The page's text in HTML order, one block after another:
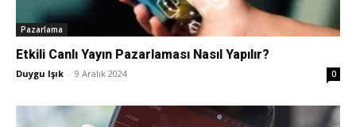
ve
Pazarlama
Etkili Canlı Yayın Pazarlaması Nasıl Yapılır?
Duygu Işık - 9 Aralık 2024 0